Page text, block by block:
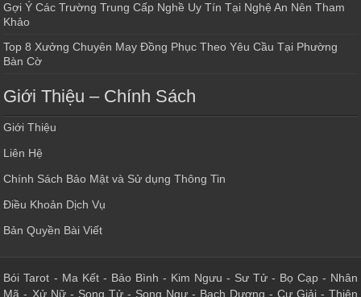
Gợi Ý Các Trường Trung Cấp Nghề Uy Tín Tại Nghệ An Nên Tham
Khảo
Top 8 Xưởng Chuyên May Đồng Phục Theo Yêu Cầu Tại Phường
Bàn Cờ
Giới Thiệu – Chính Sách
Giới Thiệu
Liên Hệ
Chính Sách Bảo Mật và Sử dụng Thông Tin
Điều Khoản Dịch Vụ
Bản Quyền Bài Viết
Bói Tarot - Ma Kết- Bảo Bình - Kim Ngưu - Sư Tử- Bọ Cạp- Nhân
Mã - Xử Nữ- Song Tử- Song Ngư- Bạch Dương - Cự Giải- Thiên